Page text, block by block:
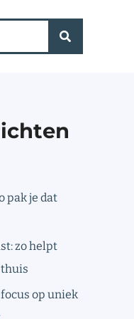
pak je dat
zo helpt
op uniek